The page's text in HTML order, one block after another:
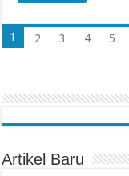
1 2 3 4 5
Artikel Baru